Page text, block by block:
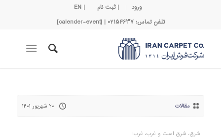
ورود | ثبت نام
| EN
تلفن تماس: 02154637 | [calender-event]
مقالات ۲۰ شهریور ۱۴۰۱
شرق، شرق است و غرب، غرب!